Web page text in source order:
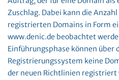
Zuschlag. Dabei kann die
registrierten Domains in Form
www.denic.de beobachtet
Einführungsphase können über
Registrierungssystem keine
der neuen Richtlinien registriert